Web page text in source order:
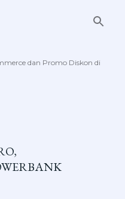
dan Promo Diskon di